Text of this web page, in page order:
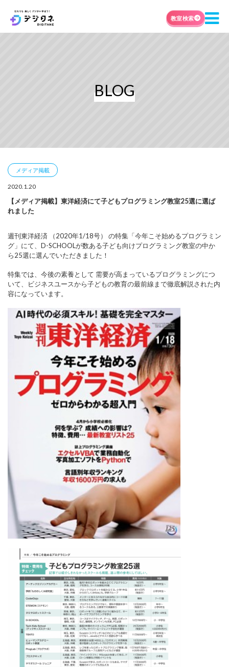
教室検索
BLOG
メディア掲載
2020.1.20
【メディア掲載】東洋経済にて子どもプログラミング教室25選に選ば
れました
週刊東洋経済 （2020年1/18号） の特集「今年こそ始めるプログラミン
グ」 にて、D-SCHOOLが数ある子ども向けプログラミング教室の中か
ら25選に選んでいただきました！
特集では、今後の素養として 需要が高まっているプログラミングにつ
いて、ビジネスユースから子どもの教育の最前線まで徹底解説された内
容になっています。